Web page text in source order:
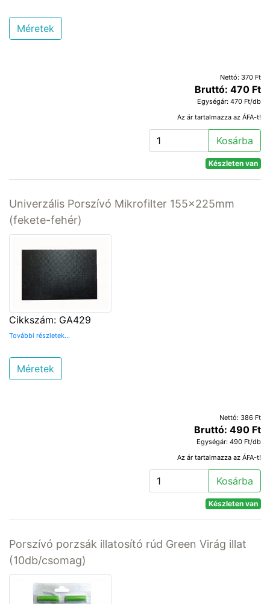
Méretek
Nettó: 370 Ft
Bruttó: 470 Ft
Egységár: 470 Ft/db
Az ár tartalmazza az ÁFA-t!
Kosárba
Készleten van
Univerzális Porszívó Mikrofilter 155x225mm
(fekete-fehér)
Cikkszám: GA429
További részletek...
Méretek
Nettó: 386 Ft
Bruttó: 490 Ft
Egységár: 490 Ft/db
Az ár tartalmazza az ÁFA-t!
Kosárba
Készleten van
Porszívó porzsák illatosító rúd Green Virág illat
(10db/csomag)